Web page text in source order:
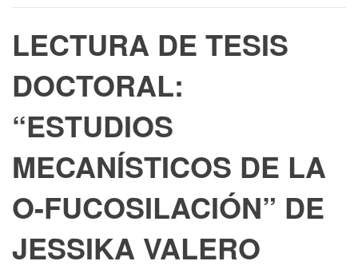
LECTURA DE TESIS
DOCTORAL:
“ESTUDIOS
MECANÍSTICOS DE LA
O-FUCOSILACIÓN” DE
JESSIKA VALERO